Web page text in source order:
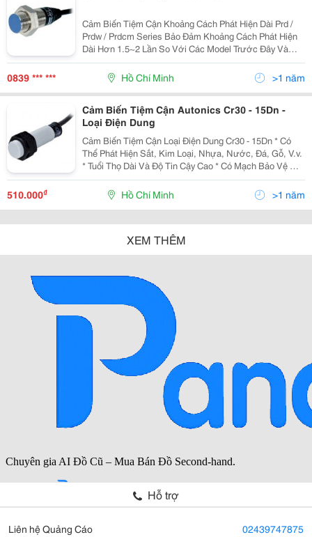
Cảm Biến Tiệm Cận Khoảng Cách Phát Hiện Dài Prd /
Prdw / Prdcm Series Bảo Đảm Khoảng Cách Phát Hiện
Dài Hơn 1.5~2 Lần So Với Các Model Trước Đây Và
Thực Hiện Với Đặc Tính Chống Nhiễu Siêu Đẳng Bậc
Nhất Thế Giới Bằng Ic Được Thiết Kế Chuyên Dụng.
0839 *** *** Hồ Chí Minh >1 năm
Cảm Biến Tiệm Cận Autonics Cr30 - 15Dn -
Loại Điện Dung
Cảm Biến Tiệm Cận Loại Điện Dung Cr30 - 15Dn * Có
Thể Phát Hiện Sắt, Kim Loại, Nhựa, Nước, Đá, Gỗ, V.v.
* Tuổi Thọ Dài Và Độ Tin Cậy Cao * Có Mạch Bảo Vệ Nối
Ngược Cực Nguồn, Quá Áp * Dễ Dàng Điều Chỉnh
Khoảng Cách Phát Hiện Với Biến Trở Điều C
510.000₫ Hồ Chí Minh >1 năm
XEM THÊM
Hỗ trợ
Liên hệ Quảng Cáo 02439747875